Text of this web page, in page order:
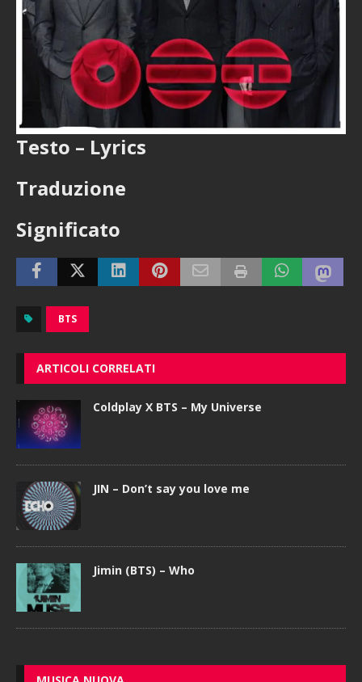
Testo – Lyrics
Traduzione
Significato
BTS
ARTICOLI CORRELATI
Coldplay X BTS – My Universe
JIN – Don’t say you love me
Jimin (BTS) – Who